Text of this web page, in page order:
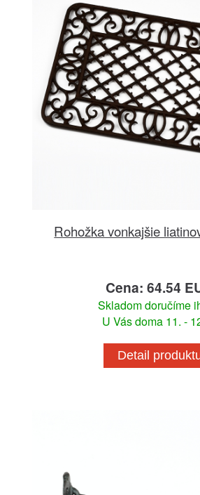
Rohožka vonkajšie
Cena: 64.54
Skladom doručíme
U Vás doma 11. -
Detail